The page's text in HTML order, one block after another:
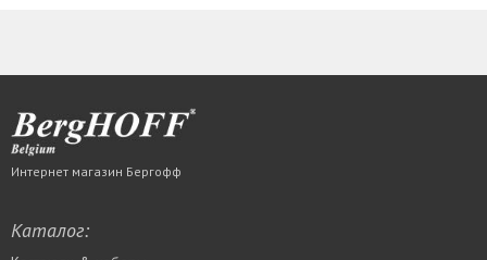
Интернет магазин Бергофф
Каталог: